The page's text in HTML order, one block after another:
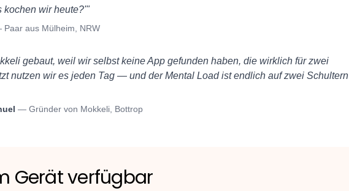
kochen wir heute?'"
Paar aus Mülheim, NRW
gebaut, weil wir selbst keine App gefunden haben, die wirklich für zwei
nutzen wir es jeden Tag — und der Mental Load ist endlich auf zwei Schultern
— Gründer von Mokkeli, Bottrop
Gerät verfügbar